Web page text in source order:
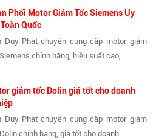
Phối Motor Giảm Tốc Siemens Uy
Quốc
Duy Phát chuyên cung cấp motor giảm
chính hãng, hiệu suất cao,...
giảm tốc Dolin giá tốt cho doanh
Duy Phát chuyên cung cấp motor giảm
chính hãng, giá tốt cho doanh...